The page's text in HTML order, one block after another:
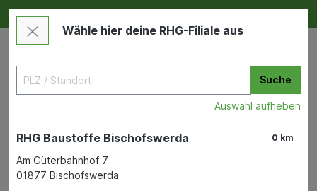
Deine RHG NEU ERLEBEN
Wähle hier deine RHG-Filiale aus
Suche
Auswahl aufheben
0 km
RHG Baustoffe Bischofswerda
Am Güterbahnhof 7
01877 Bischofswerda